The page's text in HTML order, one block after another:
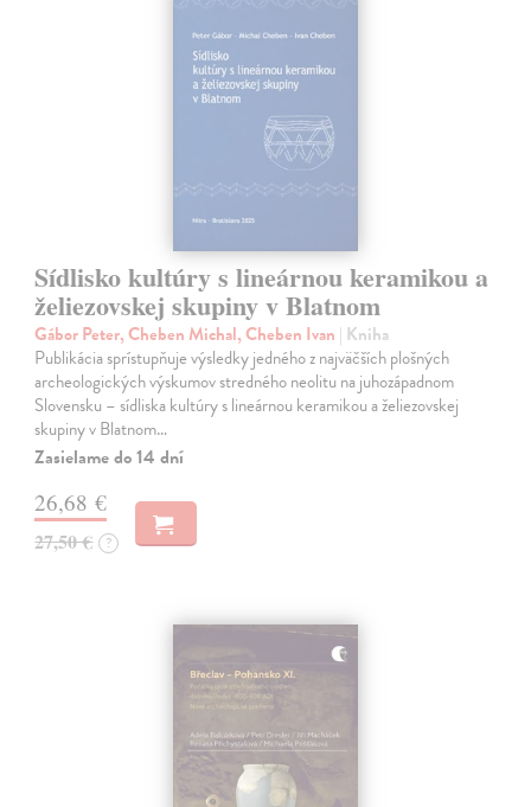
Sídlisko kultúry s lineárnou keramikou a
želiezovskej skupiny v Blatnom
Gábor Peter, Cheben Michal, Cheben Ivan | Kniha
Publikácia sprístupňuje výsledky jedného z najväčších plošných
archeologických výskumov stredného neolitu na juhozápadnom
Slovensku – sídliska kultúry s lineárnou keramikou a želiezovskej
skupiny v Blatnom…
Zasielame do 14 dní
26,68 €
27,50 € ?